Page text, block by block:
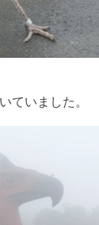
ていました。